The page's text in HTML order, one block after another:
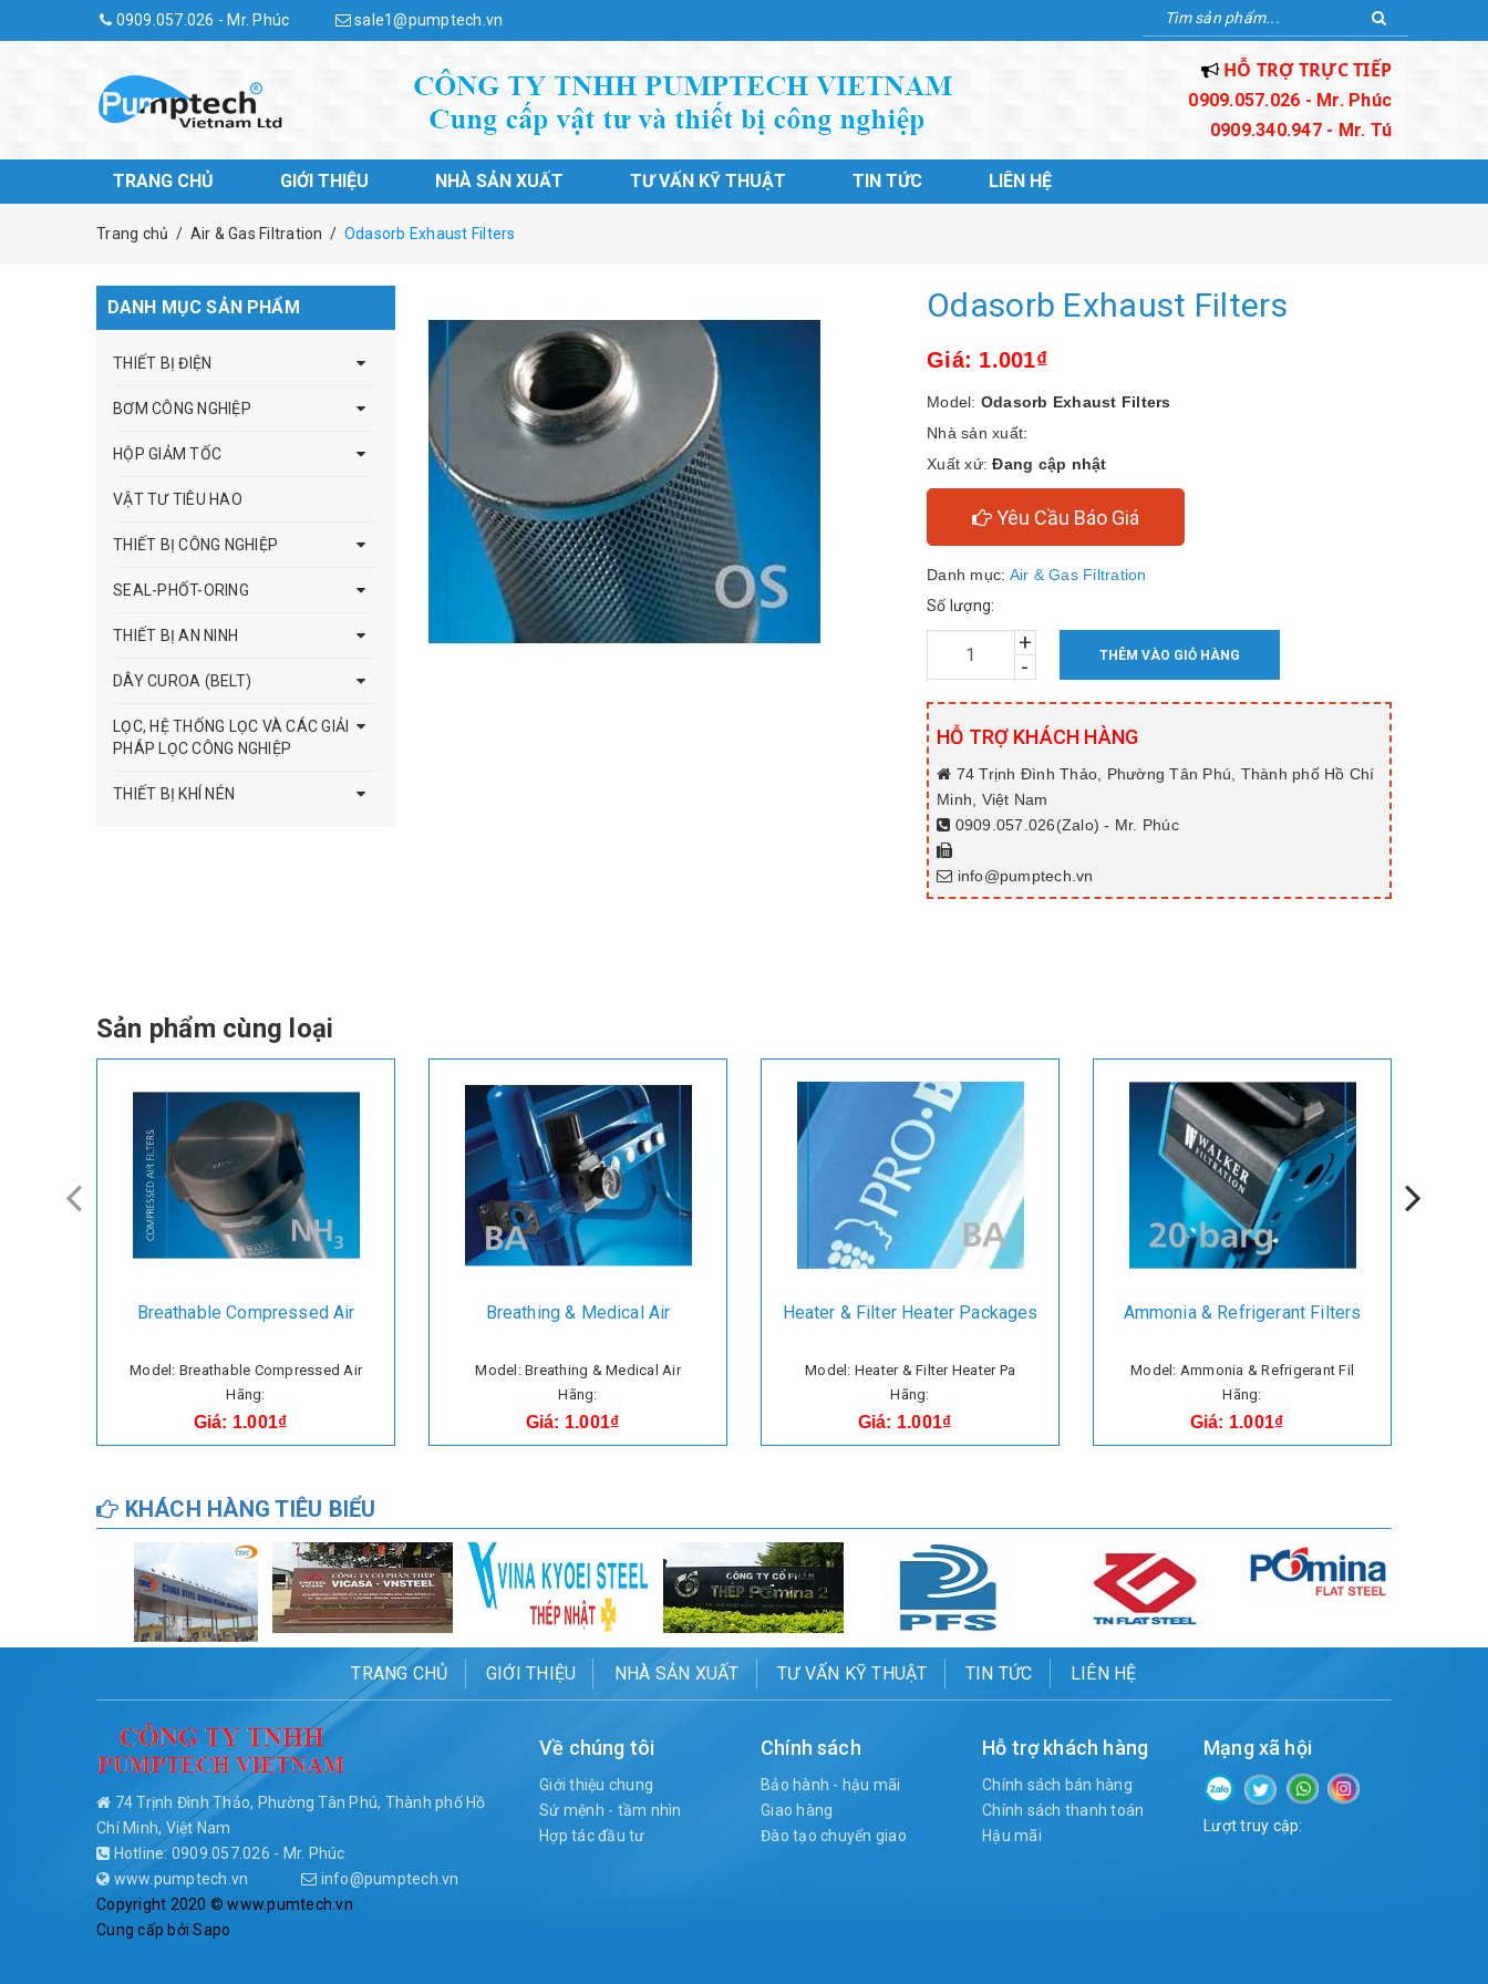
0909.057.026 - Mr. Phúc sale1@pumptech.vn
HỖ TRỢ TRỰC TIẾP
0909.057.026 - Mr. Phúc
0909.340.947 - Mr. Tú
TRANG CHỦ GIỚI THIỆU NHÀ SẢN XUẤT TƯ VẤN KỸ THUẬT TIN TỨC LIÊN HỆ
Trang chủ / Air & Gas Filtration / Odasorb Exhaust Filters
Odasorb Exhaust Filters
Giá: 1.001₫
Model: Odasorb Exhaust Filters
Nhà sản xuất:
Xuất xứ:Đang cập nhật
Yêu Cầu Báo Giá
Danh mục: Air & Gas Filtration
Số lượng:
+
-
THÊM VÀO GIỎ HÀNG
HỖ TRỢ KHÁCH HÀNG
74 Trịnh Đình Thảo, Phường Tân Phú, Thành phố Hồ Chí
Minh, Việt Nam
0909.057.026(Zalo) - Mr. Phúc
info@pumptech.vn
DANH MỤC SẢN PHẨM
THIẾT BỊ ĐIỆN
BƠM CÔNG NGHIỆP
HỘP GIẢM TỐC
VẬT TƯ TIÊU HAO
THIẾT BỊ CÔNG NGHIỆP
SEAL-PHỐT-ORING
THIẾT BỊ AN NINH
DÂY CUROA (BELT)
LỌC, HỆ THỐNG LỌC VÀ CÁC GIẢI
PHÁP LỌC CÔNG NGHIỆP
THIẾT BỊ KHÍ NÉN
Sản phẩm cùng loại
Breathable Compressed Air
Model: Breathable Compressed Air
Hãng:
Giá: 1.001₫
Breathing & Medical Air
Model: Breathing & Medical Air
Hãng:
Giá: 1.001₫
Heater & Filter Heater Packages
Model: Heater & Filter Heater Pa
Hãng:
Giá: 1.001₫
Ammonia & Refrigerant Filters
Model: Ammonia & Refrigerant Fil
Hãng:
Giá: 1.001₫
KHÁCH HÀNG TIÊU BIỂU
TRANG CHỦ GIỚI THIỆU NHÀ SẢN XUẤT TƯ VẤN KỸ THUẬT TIN TỨC LIÊN HỆ
74 Trịnh Đình Thảo, Phường Tân Phú, Thành phố Hồ
Chí Minh, Việt Nam
Hotline: 0909.057.026 - Mr. Phúc
www.pumptech.vn
info@pumptech.vn
Copyright 2020 © www.pumtech.vn
Cung cấp bởiSapo
Về chúng tôi
Giới thiệu chung
Sứ mệnh - tầm nhìn
Hợp tác đầu tư
Chính sách
Bảo hành - hậu mãi
Giao hàng
Đào tạo chuyển giao
Hỗ trợ khách hàng
Chính sách bán hàng
Chính sách thanh toán
Hậu mãi
Mạng xã hội
Lượt truy cập: